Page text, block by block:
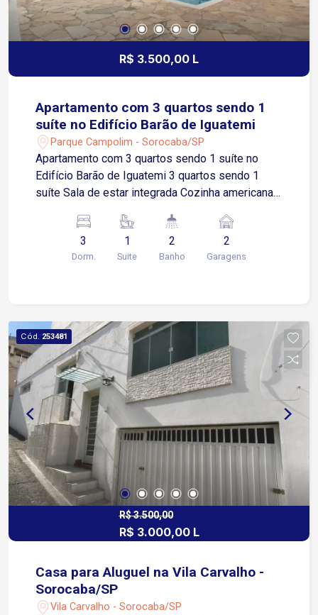
R$ 3.500,00 L
Apartamento com 3 quartos sendo 1
suíte no Edifício Barão de Iguatemi
Parque Campolim - Sorocaba/SP
Apartamento com 3 quartos sendo 1 suíte no
Edifício Barão de Iguatemi 3 quartos sendo 1
suíte Sala de estar integrada Cozinha americana
envidraçada Imóvel nunca habitado 2 vagas de
garagem cobertas e demarcadas Localização
Localizado no Parque Campolim, uma das
minutos da Rodovia Raposo Tavares
Aproximadamente 5 minutos do Shopping
Iguatemi Esplanada Fácil acesso à Avenida
Washington Luiz e região central Próximo a
supermercados, escolas, restaurantes,
academias, farmácias e diversos serviços
Região com excelente infraestrutura e
mobilidade Ótima opção para quem busca
sofisticação e comodidade em imóvel para
aluguel Condomínio Piscina Playground Quadra
esportiva Salão de jogos Salão de festas
Churrasqueira Espaço gourmet
3
Dorm.
1
Suite
2
Banho
2
Garagens
Cód. 253481
R$ 3.500,00
R$ 3.000,00 L
Casa para Aluguel na Vila Carvalho -
Sorocaba/SP
Vila Carvalho - Sorocaba/SP